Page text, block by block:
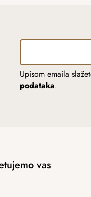
Upisom emaila
podataka.
vas